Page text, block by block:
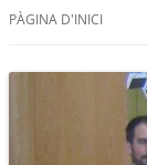
PÀGINA D'INICI